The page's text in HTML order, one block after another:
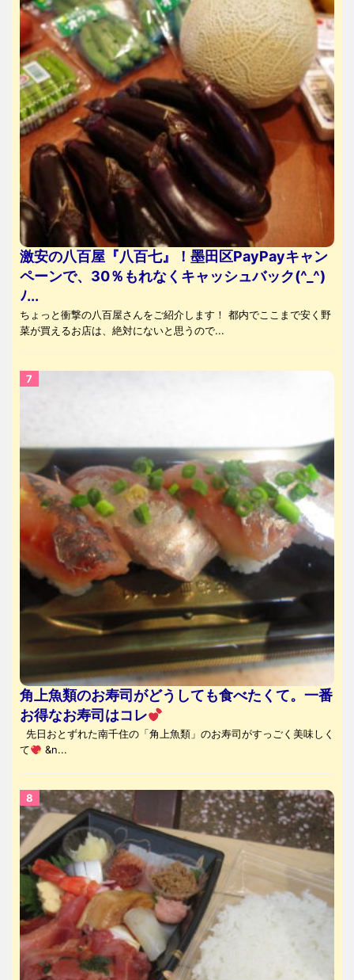
激安の八百屋『八百七』！墨田区PayPayキャン
ペーンで、30％もれなくキャッシュバック(^_^)
ﾉ...
ちょっと衝撃の八百屋さんをご紹介します！ 都内でここまで安く野
菜が買えるお店は、絶対にないと思うので...
角上魚類のお寿司がどうしても食べたくて。一番
お得なお寿司はコレ
先日おとずれた南千住の「角上魚類」のお寿司がすっごく美味しく
て
&n...